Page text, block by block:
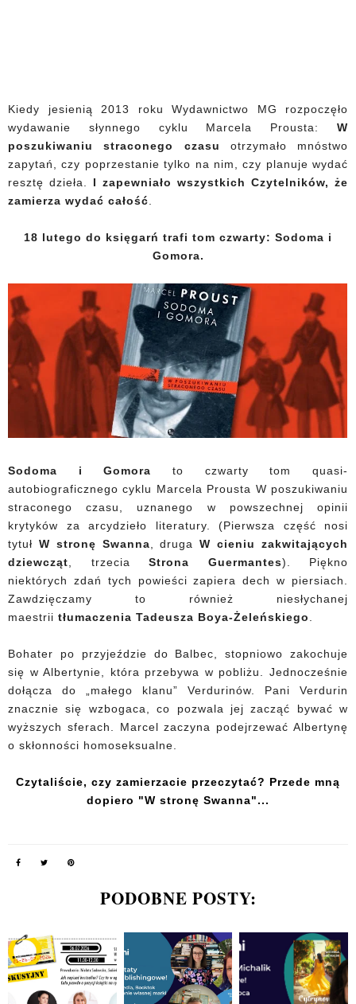
Kiedy jesienią 2013 roku Wydawnictwo MG rozpoczęło
wydawanie słynnego cyklu Marcela Prousta: W
poszukiwaniu straconego czasu otrzymało mnóstwo
zapytań, czy poprzestanie tylko na nim, czy planuje wydać
resztę dzieła. I zapewniało wszystkich Czytelników, że
zamierza wydać całość.
18 lutego do księgarń trafi tom czwarty: Sodoma i
Gomora.
Sodoma i Gomora to czwarty tom quasi-
autobiograficznego cyklu Marcela Prousta W poszukiwaniu
straconego czasu, uznanego w powszechnej opinii
krytyków za arcydzieło literatury. (Pierwsza część nosi
tytuł W stronę Swanna, drugaW cieniu zakwitających
dziewcząt, trzecia Strona Guermantes). Piękno
niektórych zdań tych powieści zapiera dech w piersiach.
Zawdzięczamy to również niesłychanej
maestrii tłumaczenia Tadeusza Boya-Żeleńskiego.
Bohater po przyjeździe do Balbec, stopniowo zakochuje
się w Albertynie, która przebywa w pobliżu. Jednocześnie
dołącza do „małego klanu” Verdurinów. Pani Verdurin
znacznie się wzbogaca, co pozwala jej zacząć bywać w
wyższych sferach. Marcel zaczyna podejrzewać Albertynę
o skłonności homoseksualne.
Czytaliście, czy zamierzacie przeczytać? Przede mną
dopiero "W stronę Swanna"...
PODOBNE POSTY: